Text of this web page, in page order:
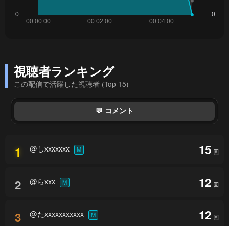
視聴者ランキング
この配信で活躍した視聴者 (Top 15)
💬 コメント
1 @しxxxxxxx M 15 回
2 @らxxx M 12 回
3 @たxxxxxxxxxxx M 12 回